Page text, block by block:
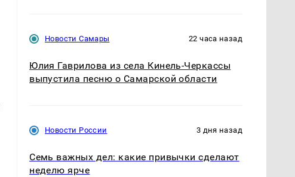
Новости Самары 22 часа назад
Юлия Гаврилова из села Кинель-Черкассы
выпустила песню о Самарской области
Новости России 3 дня назад
Семь важных дел: какие привычки сделают
неделю ярче